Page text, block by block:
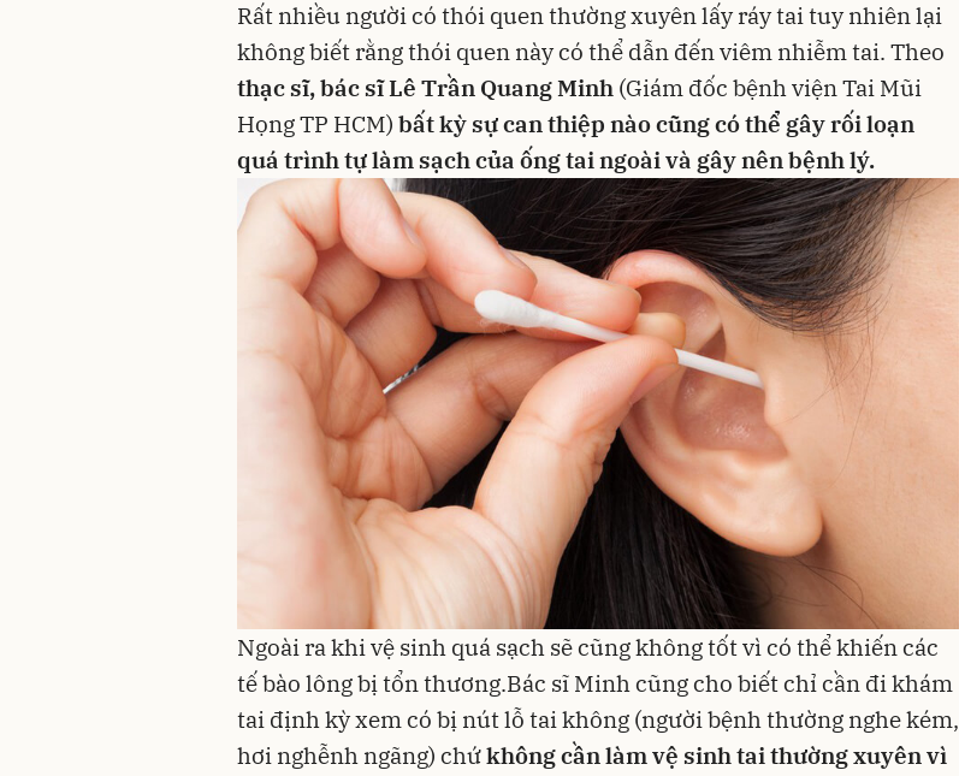
Rất nhiều người có thói quen thường xuyên lấy ráy tai tuy nhiên lại
không biết rằng thói quen này có thể dẫn đến viêm nhiễm tai. Theo
thạc sĩ, bác sĩ Lê Trần Quang Minh (Giám đốc bệnh viện Tai Mũi
Họng TP HCM) bất kỳ sự can thiệp nào cũng có thể gây rối loạn
quá trình tự làm sạch của ống tai ngoài và gây nên bệnh lý.
Ngoài ra khi vệ sinh quá sạch sẽ cũng không tốt vì có thể khiến các
tế bào lông bị tổn thương.Bác sĩ Minh cũng cho biết chỉ cần đi khám
tai định kỳ xem có bị nút lỗ tai không (người bệnh thường nghe kém,
hơi nghễnh ngãng) chứkhông cần làm vệ sinh tai thường xuyên vì